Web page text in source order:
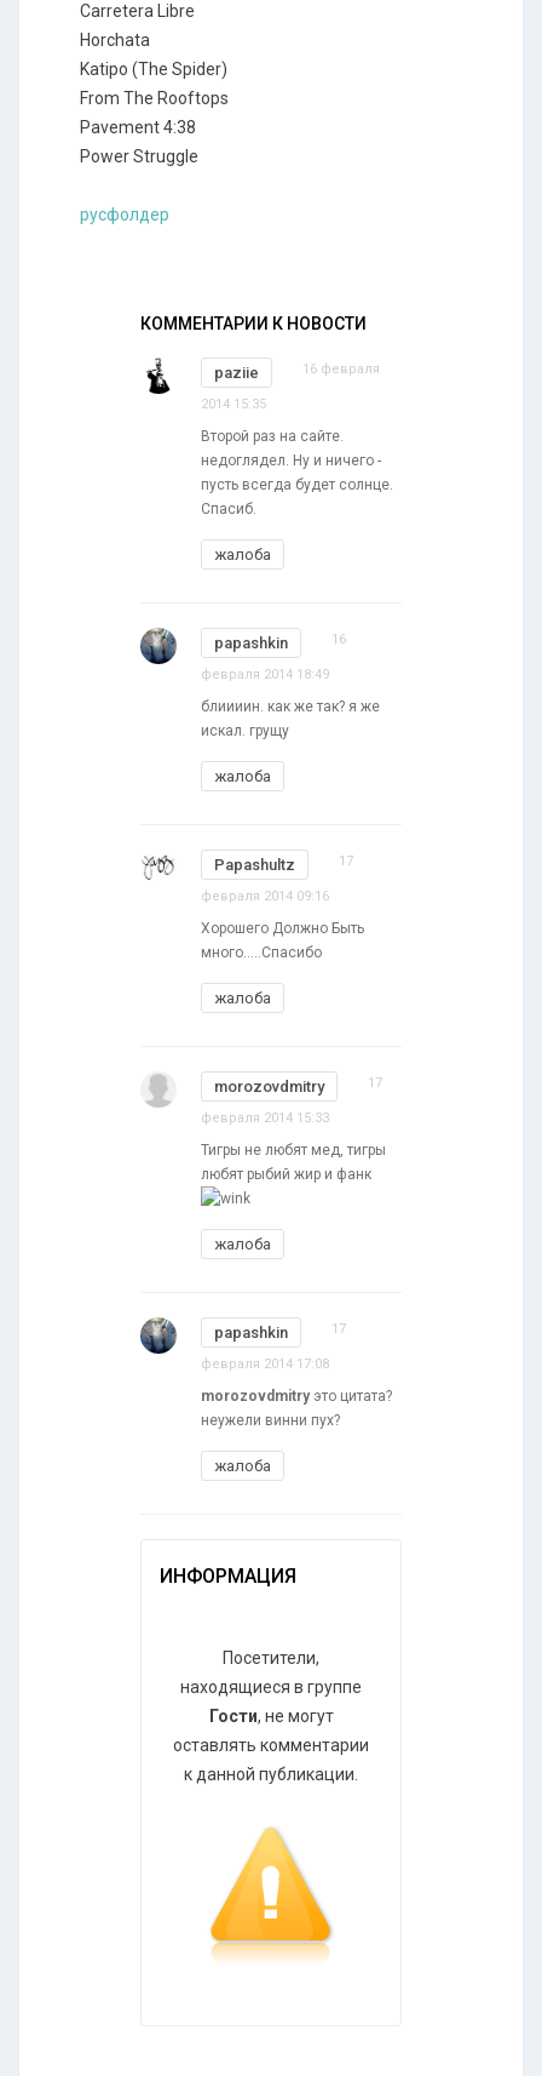
Carretera Libre
Horchata
Katipo (The Spider)
From The Rooftops
Pavement 4:38
Power Struggle
русфолдер
КОММЕНТАРИИ К НОВОСТИ
paziie 16 февраля
2014 15:35
Второй раз на сайте.
недоглядел. Ну и ничего -
пусть всегда будет солнце.
Спасиб.
жалоба
papashkin 16
февраля 2014 18:49
блиииин. как же так? я же
искал. грущу
жалоба
Papashultz 17
февраля 2014 09:16
Хорошего Должно Быть
много.....Спасибо
жалоба
morozovdmitry 17
февраля 2014 15:33
Тигры не любят мед, тигры
любят рыбий жир и фанк
жалоба
papashkin 17
февраля 2014 17:08
morozovdmitryэто цитата?
неужели винни пух?
жалоба
ИНФОРМАЦИЯ
Посетители,
находящиеся в группе
Гости, не могут
оставлять комментарии
к данной публикации.